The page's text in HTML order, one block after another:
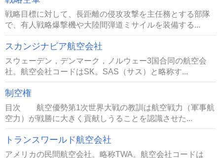
戦略目標に対して、長距離の侵攻攻撃を主任務とする部隊
で、有人戦略爆撃機や大陸間弾道ミサイルを装備する...
スカンジナビア航空会社
スウェーデン，デンマーク，ノルウェー3国合同の航空会
社。航空会社コードはSK。SAS（サス）と略称す...
制空権
目次 航空優勢第1次世界大戦の教訓は航空戦力（軍事航
空力）が戦勝に大きく貢献しうることを認識させた...
トランスワールド航空会社
アメリカの民間航空会社。略称TWA。航空会社コードは